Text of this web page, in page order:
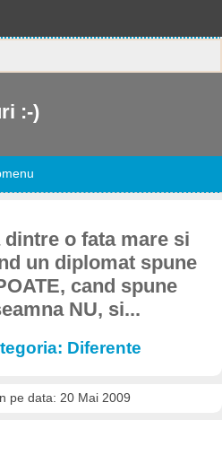
:-)
o fata mare si
un diplomat spune
cand spune
NU, si...
Diferente
pe data: 20 Mai 2009